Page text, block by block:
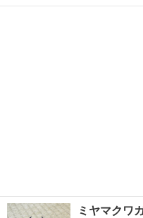
いです。 メスもおつけします。
ミヤマクワ